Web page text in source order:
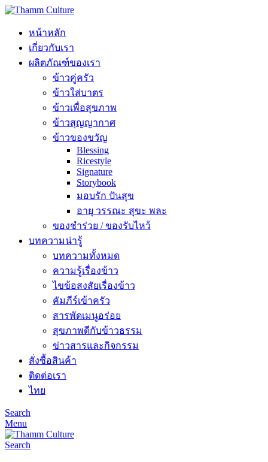
หน้าหลัก
เกี่ยวกับเรา
ผลิตภัณฑ์ของเรา
ข้าวคู่ครัว
ข้าวใส่บาตร
ข้าวเพื่อสุขภาพ
ข้าวสุญญากาศ
ข้าวของขวัญ
Blessing
Ricestyle
Signature
Storybook
มอบรัก ปันสุข
อายุ วรรณะ สุขะ พละ
ของชำร่วย / ของรับไหว้
บทความน่ารู้
บทความทั้งหมด
ความรู้เรื่องข้าว
ไขข้อสงสัยเรื่องข้าว
คัมภีร์เข้าครัว
สารพัดเมนูอร่อย
สุขภาพดีกับข้าวธรรม
ข่าวสารและกิจกรรม
สั่งซื้อสินค้า
ติดต่อเรา
ไทย
Search
Menu
Search